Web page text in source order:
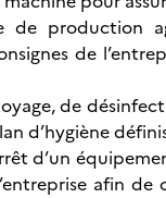
de production
de
de
d’hygiène
d’un
afin